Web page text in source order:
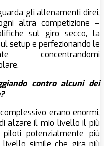
gli allenamenti direi,
altra competizione –
sul giro secco, la
setup e perfezionando le
concentrandomi
contro alcuni dei
erano enormi,
alzare il mio livello il più
piloti potenzialmente più